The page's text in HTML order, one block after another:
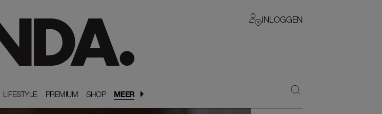
INLOGGEN
LIFESTYLE
LIFESTYLE PREMIUM
PREMIUM SHOP
SHOP MEER